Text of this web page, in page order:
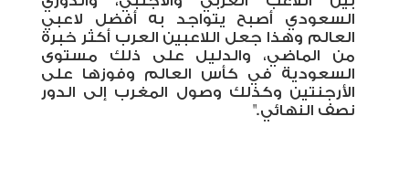
السعودي أصبح يتواجد به أفضل لاعبي
العالم وهذا جعل اللاعبين العرب أكثر خبرة
من الماضي، والدليل على ذلك مستوى
السعودية في كأس العالم وفوزها على
الأرجنتين وكذلك وصول المغرب إلى الدور
نصف النهائي."